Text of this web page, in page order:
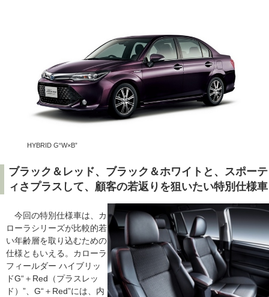
HYBRID G“W×B”
ブラック＆レッド、ブラック＆ホワイトと、スポーテ
ィさプラスして、顧客の若返りを狙いたい特別仕様車
今回の特別仕様車は、カ
ローラシリーズが比較的若
い年齢層を取り込むための
仕様ともいえる。カローラ
フィールダー ハイブリッ
ドG“＋Red（プラスレッ
ド）”、G“＋Red”には、内